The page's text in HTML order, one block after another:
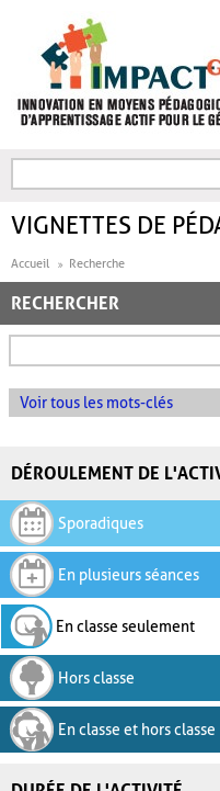
FORMULAIRE DE
VIGNETTES DE
Accueil Recherche
RECHERCHER
Voir tous les mots-clés
DÉROULEMENT DE
Sporadiques
En plusieurs séances
En classe seulement
Hors classe
En classe et hors classe